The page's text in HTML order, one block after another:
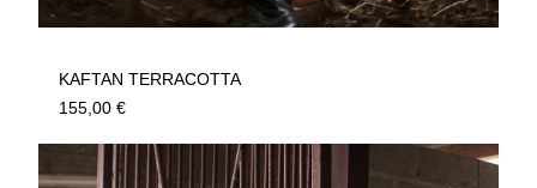
KAFTAN TERRACOTTA
155,00€